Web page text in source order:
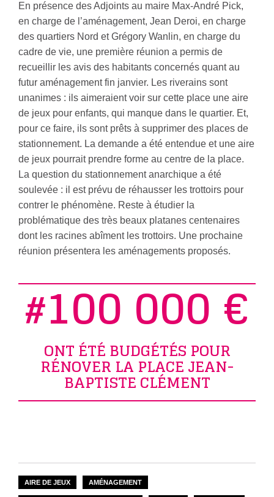
En présence des Adjoints au maire Max-André Pick,
en charge de l’aménagement, Jean Deroi, en charge
des quartiers Nord et Grégory Wanlin, en charge du
cadre de vie, une première réunion a permis de
recueillir les avis des habitants concernés quant au
futur aménagement fin janvier. Les riverains sont
unanimes : ils aimeraient voir sur cette place une aire
de jeux pour enfants, qui manque dans le quartier. Et,
pour ce faire, ils sont prêts à supprimer des places de
stationnement. La demande a été entendue et une aire
de jeux pourrait prendre forme au centre de la place.
La question du stationnement anarchique a été
soulevée : il est prévu de réhausser les trottoirs pour
contrer le phénomène. Reste à étudier la
problématique des très beaux platanes centenaires
dont les racines abîment les trottoirs. Une prochaine
réunion présentera les aménagements proposés.
100 000 €
ONT ÉTÉ BUDGÉTÉS POUR
RÉNOVER LA PLACE JEAN-
BAPTISTE CLÉMENT
AIRE DE JEUX AMÉNAGEMENT